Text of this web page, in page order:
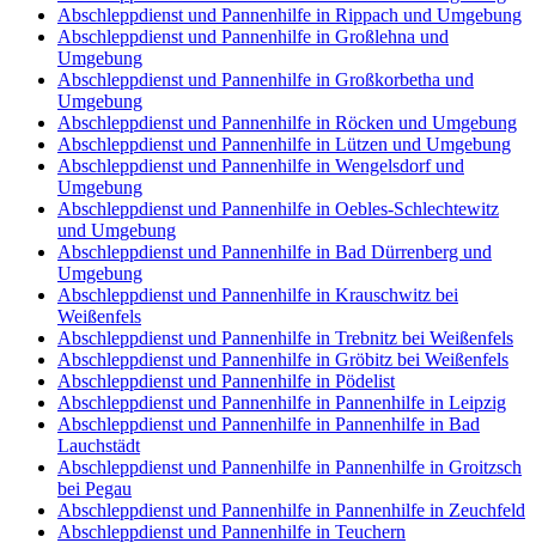
Abschleppdienst und Pannenhilfe in Rippach und Umgebung
Abschleppdienst und Pannenhilfe in Großlehna und
Umgebung
Abschleppdienst und Pannenhilfe in Großkorbetha und
Umgebung
Abschleppdienst und Pannenhilfe in Röcken und Umgebung
Abschleppdienst und Pannenhilfe in Lützen und Umgebung
Abschleppdienst und Pannenhilfe in Wengelsdorf und
Umgebung
Abschleppdienst und Pannenhilfe in Oebles-Schlechtewitz
und Umgebung
Abschleppdienst und Pannenhilfe in Bad Dürrenberg und
Umgebung
Abschleppdienst und Pannenhilfe in Krauschwitz bei
Weißenfels
Abschleppdienst und Pannenhilfe in Trebnitz bei Weißenfels
Abschleppdienst und Pannenhilfe in Gröbitz bei Weißenfels
Abschleppdienst und Pannenhilfe in Pödelist
Abschleppdienst und Pannenhilfe in Pannenhilfe in Leipzig
Abschleppdienst und Pannenhilfe in Pannenhilfe in Bad
Lauchstädt
Abschleppdienst und Pannenhilfe in Pannenhilfe in Groitzsch
bei Pegau
Abschleppdienst und Pannenhilfe in Pannenhilfe in Zeuchfeld
Abschleppdienst und Pannenhilfe in Teuchern